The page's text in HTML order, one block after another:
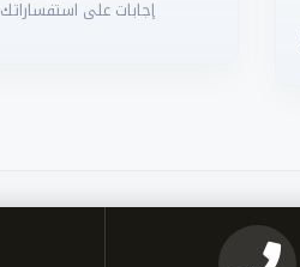
إجابات على استفساراتك